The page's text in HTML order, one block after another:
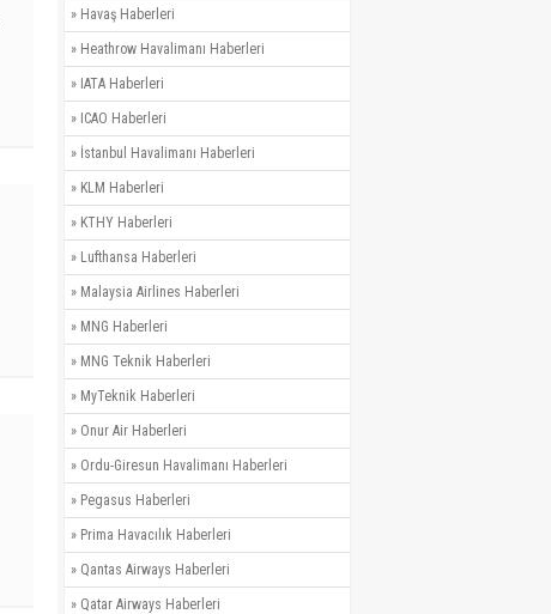
» Havaş Haberleri
» Heathrow Havalimanı Haberleri
» IATA Haberleri
» ICAO Haberleri
» İstanbul Havalimanı Haberleri
» KLM Haberleri
» KTHY Haberleri
» Lufthansa Haberleri
» Malaysia Airlines Haberleri
» MNG Haberleri
» MNG Teknik Haberleri
» MyTeknik Haberleri
» Onur Air Haberleri
» Ordu-Giresun Havalimanı Haberleri
» Pegasus Haberleri
» Prima Havacılık Haberleri
» Qantas Airways Haberleri
» Qatar Airways Haberleri